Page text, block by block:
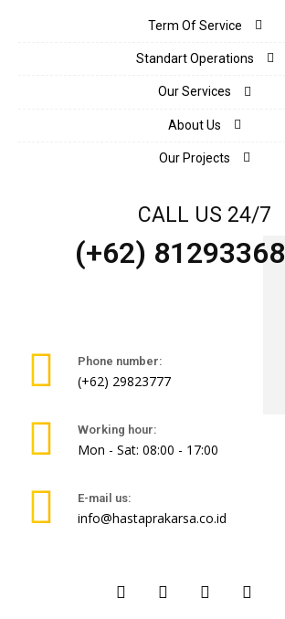
Term Of Service
Standart Operations
Our Services
About Us
Our Projects
CALL US 24/7
(+62)
Phone number:
(+62) 29823777
Working hour:
Mon - Sat: 08:00 - 17:00
E-mail us:
info@hastaprakarsa.co.id